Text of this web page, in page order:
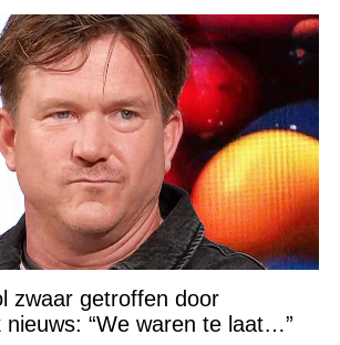
zwaar getroffen door
nieuws: “We waren te laat…”